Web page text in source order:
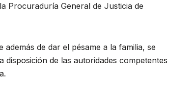
Procuraduría General de Justicia de
de dar el pésame a la familia, se
de las autoridades competentes